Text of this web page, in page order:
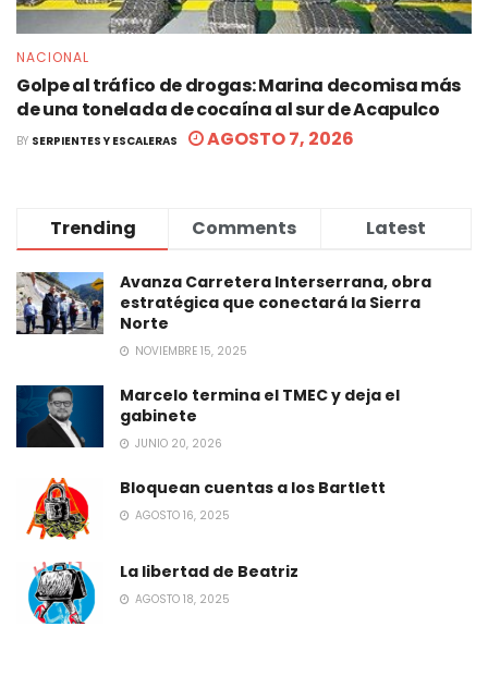
NACIONAL
Golpe al tráfico de drogas: Marina decomisa más
de una tonelada de cocaína al sur de Acapulco
BY SERPIENTES Y ESCALERAS AGOSTO 7, 2026
Trending Comments Latest
Avanza Carretera Interserrana, obra
estratégica que conectará la Sierra
Norte
NOVIEMBRE 15, 2025
Marcelo termina el TMEC y deja el
gabinete
JUNIO 20, 2026
Bloquean cuentas a los Bartlett
AGOSTO 16, 2025
La libertad de Beatriz
AGOSTO 18, 2025